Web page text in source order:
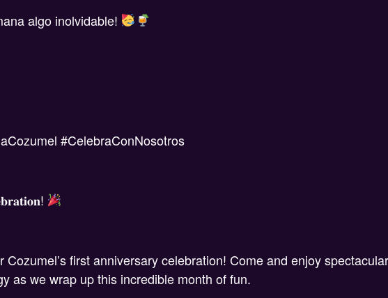
algo inolvidable!
#CelebraConNosotros
Cozumel’s first anniversary celebration! Come and enjoy
as we wrap up this incredible month of fun.